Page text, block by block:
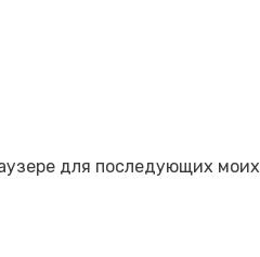
для последующих моих